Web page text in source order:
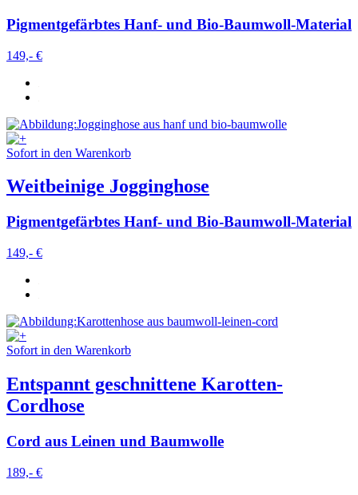
Pigmentgefärbtes Hanf- und Bio-Baumwoll-Material
149,- €
Sofort in den Warenkorb
Weitbeinige Jogginghose
Pigmentgefärbtes Hanf- und Bio-Baumwoll-Material
149,- €
Sofort in den Warenkorb
Entspannt geschnittene Karotten-
Cordhose
Cord aus Leinen und Baumwolle
189,- €